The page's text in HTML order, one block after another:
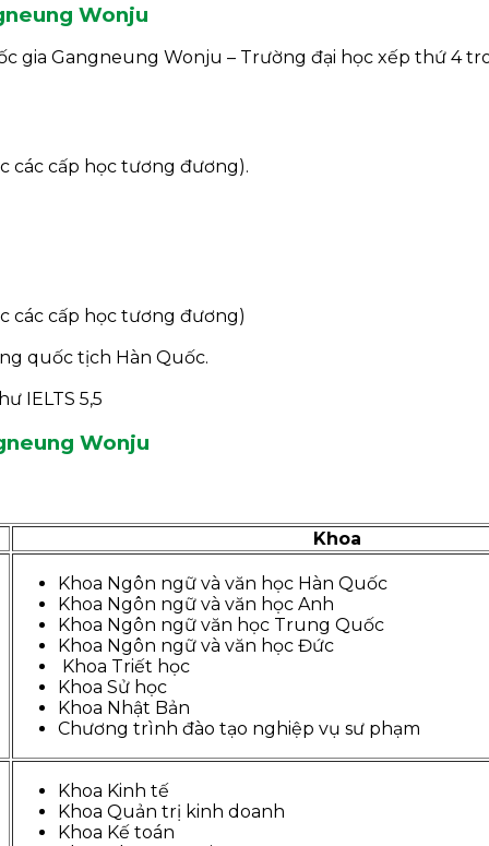
Wonju
gia Gangneung Wonju – Trường đại học xếp thứ 4
các cấp học tương đương).
các cấp học tương đương)
quốc tịch Hàn Quốc.
IELTS 5,5
Wonju
Khoa
Khoa Ngôn ngữ và văn học Hàn Quốc
Khoa Ngôn ngữ và văn học Anh
Khoa Ngôn ngữ văn học Trung Quốc
Khoa Ngôn ngữ và văn học Đức
Khoa Triết học
Khoa Sử học
Khoa Nhật Bản
Chương trình đào tạo nghiệp vụ sư phạm
Khoa Kinh tế
Khoa Quản trị kinh doanh
Khoa Kế toán